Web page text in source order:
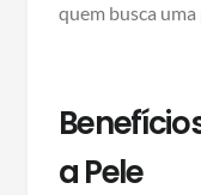
quem busca
a Pele